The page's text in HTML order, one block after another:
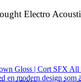
Electro